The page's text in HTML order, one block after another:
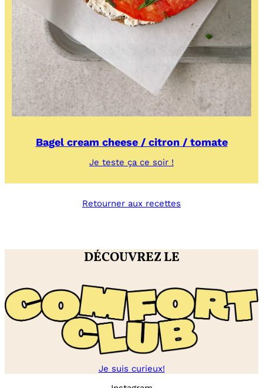
Bagel cream cheese / citron / tomate
Je teste ça ce soir !
cream
/
Retourner aux recettes
DÉCOUVREZ LE
Je suis curieux!